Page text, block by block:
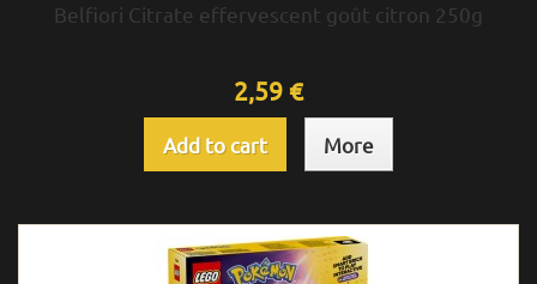
Belfiori Citrate effervescent goût citron 250g
2,59 €
Add to cart More